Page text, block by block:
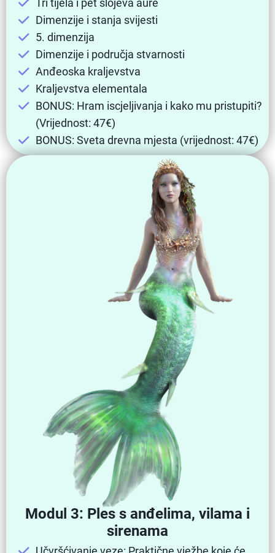
Tri tijela i pet slojeva aure
Dimenzije i stanja svijesti
5. dimenzija
Dimenzije i područja stvarnosti
Anđeoska kraljevstva
Kraljevstva elementala
BONUS: Hram iscjeljivanja i kako mu pristupiti?
(Vrijednost: 47€)
BONUS: Sveta drevna mjesta (vrijednost: 47€)
Modul 3: Ples s anđelima, vilama i
sirenama